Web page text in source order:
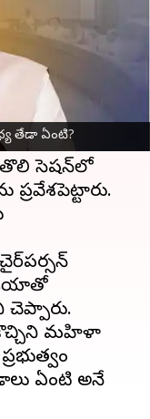
తేడా ఏంటి?
కేంద్ర
తొలి సెషన్‍‌లో
మహిళా
ఏంటి అనే